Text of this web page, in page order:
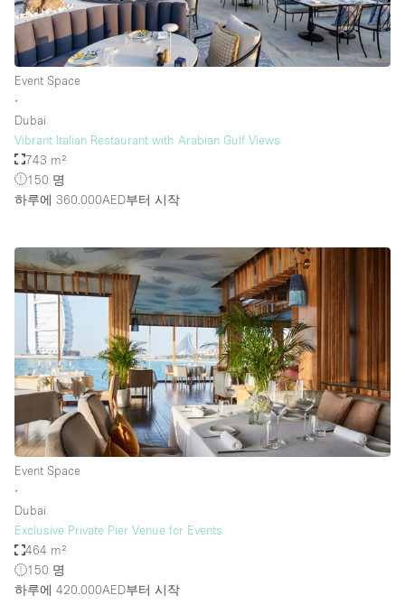
Event Space
∙
Dubai
Vibrant Italian Restaurant with Arabian Gulf Views
743 m²
150 명
하루에 360.000AED부터 시작
Event Space
∙
Dubai
Exclusive Private Pier Venue for Events
464 m²
150 명
하루에 420.000AED부터 시작